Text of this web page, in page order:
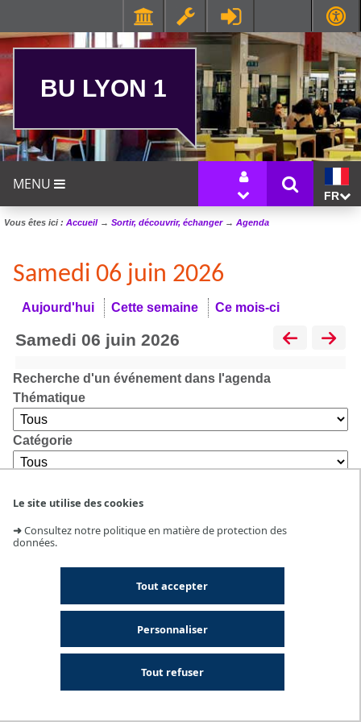
Le site utilise des cookies
➜Consultez notre politique en matière de protection des
données.
Tout accepter
Tout refuser
Personnaliser
BU LYON 1
MENU
FR
Vous êtes ici : Accueil→ Sortir, découvrir, échanger→ Agenda
Samedi 06 juin 2026
Aujourd'hui Cette semaine Ce mois-ci
samedi 06 juin 2026
Recherche d'un événement dans l'agenda
Thématique
Catégorie